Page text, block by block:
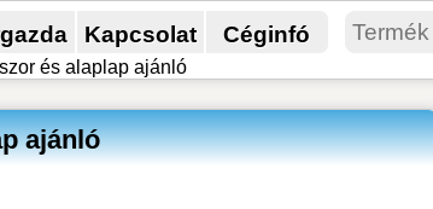
Kapcsolat Céginfó
és alaplap ajánló
ajánló